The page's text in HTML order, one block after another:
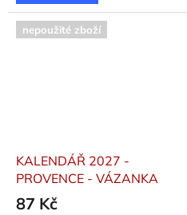
nepoužité zboží
KALENDÁŘ 2027 -
PROVENCE - VÁZANKA
87 Kč